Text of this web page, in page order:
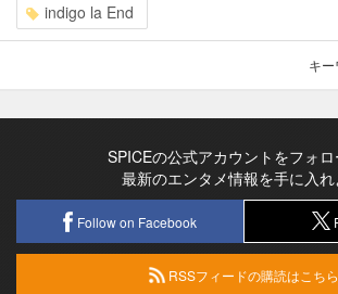
indigo la End
キ
SPICEの公式アカウントをフォ
最新のエンタメ情報を手に入れ
Follow on Facebook
RSSフィードの購読はこちら